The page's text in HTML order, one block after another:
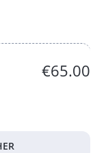
€65.00